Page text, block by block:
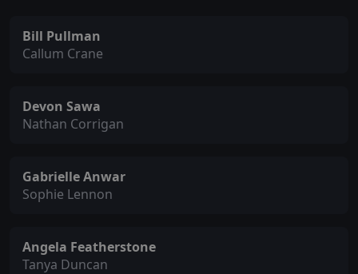
Bill Pullman
Callum Crane
Devon Sawa
Nathan Corrigan
Gabrielle Anwar
Sophie Lennon
Angela Featherstone
Tanya Duncan